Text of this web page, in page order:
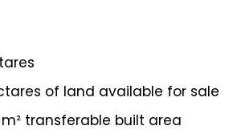
of land available for sale
transferable built area